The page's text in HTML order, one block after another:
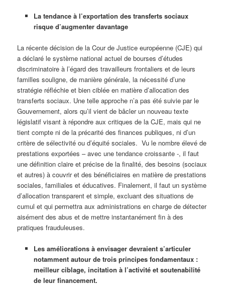
La tendance à l’exportation des transferts sociaux
risque d’augmenter davantage
La récente décision de la Cour de Justice européenne (CJE) qui
a déclaré le système national actuel de bourses d’études
discriminatoire à l’égard des travailleurs frontaliers et de leurs
familles souligne, de manière générale, la nécessité d’une
stratégie réfléchie et bien ciblée en matière d’allocation des
transferts sociaux. Une telle approche n’a pas été suivie par le
Gouvernement, alors qu’il vient de bâcler un nouveau texte
législatif visant à répondre aux critiques de la CJE, mais qui ne
tient compte ni de la précarité des finances publiques, ni d’un
critère de sélectivité ou d’équité sociales. Vu le nombre élevé de
prestations exportées – avec une tendance croissante -, il faut
une définition claire et précise de la finalité, des besoins (sociaux
et autres) à couvrir et des bénéficiaires en matière de prestations
sociales, familiales et éducatives. Finalement, il faut un système
d’allocation transparent et simple, excluant des situations de
cumul et qui permettra aux administrations en charge de détecter
aisément des abus et de mettre instantanément fin à des
pratiques frauduleuses.
Les améliorations à envisager devraient s’articuler
notamment autour de trois principes fondamentaux :
meilleur ciblage, incitation à l’activité et soutenabilité
de leur financement.